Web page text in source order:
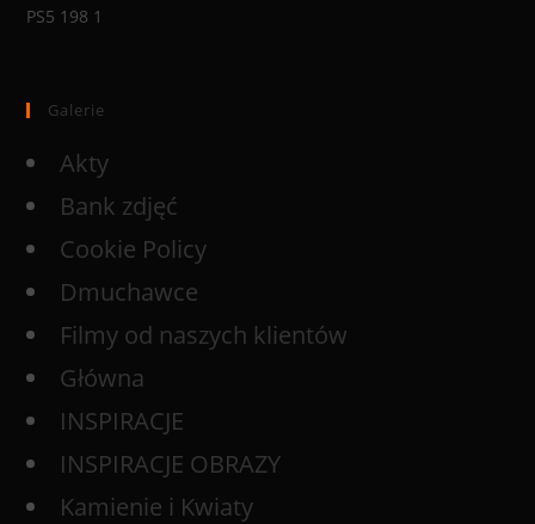
PS5 198 1
Galerie
Akty
Bank zdjęć
Cookie Policy
Dmuchawce
Filmy od naszych klientów
Główna
INSPIRACJE
INSPIRACJE OBRAZY
Kamienie i Kwiaty